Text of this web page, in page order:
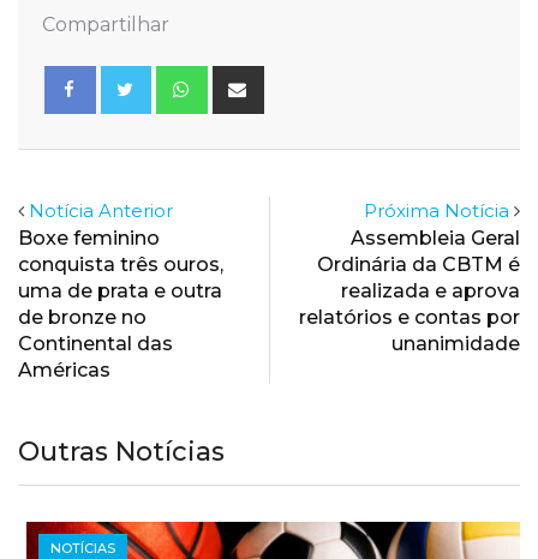
Compartilhar
Whatsapp
Notícia Anterior
Boxe feminino
conquista três ouros,
uma de prata e outra
de bronze no
Continental das
Américas
Próxima Notícia
Assembleia Geral
Ordinária da CBTM é
realizada e aprova
relatórios e contas por
unanimidade
Outras Notícias
NOTÍCIAS